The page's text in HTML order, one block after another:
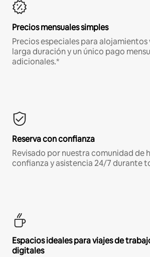
Precios mensuales simples
Precios especiales para
larga duración y un único pago
adicionales.*
Reserva con confianza
Revisado por nuestra comunidad de
confianza y asistencia 24/7 durante
Espacios ideales para viajes de
digitales